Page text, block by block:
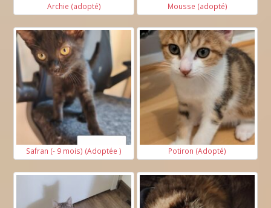
Archie (adopté) Mousse (adopté)
Safran (- 9 mois) (Adoptée ) Potiron (Adopté)